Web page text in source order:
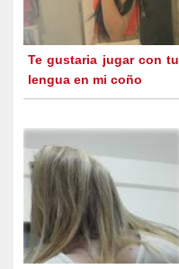
Te gustaria jugar con tu
lengua en mi coño